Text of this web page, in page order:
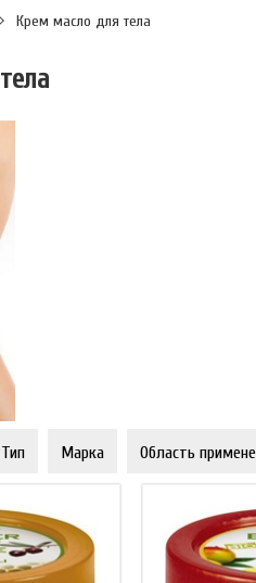
Крем масло для тела
Тип Марка Область